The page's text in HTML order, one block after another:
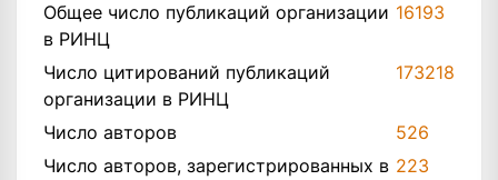
Общее число публикаций организации
в РИНЦ
16193
Число цитирований публикаций
организации в РИНЦ
173218
Число авторов
526
Число авторов, зарегистрированных в 223